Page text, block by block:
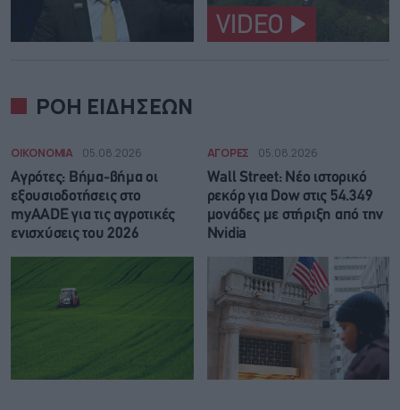
VIDEO
ΡΟΗ ΕΙΔΗΣΕΩΝ
ΟΙΚΟΝΟΜΙΑ 05.08.2026
Αγρότες: Βήμα-βήμα οι
εξουσιοδοτήσεις στο
myAADE για τις αγροτικές
ενισχύσεις του 2026
ΑΓΟΡΕΣ 05.08.2026
Wall Street: Νέο ιστορικό
ρεκόρ για Dow στις 54.349
μονάδες με στήριξη από την
Nvidia